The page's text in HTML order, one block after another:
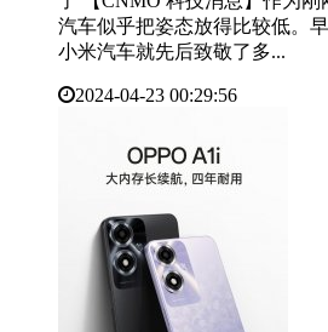
汽车似乎把姿态放得比较低。
小米汽车就先后致敬了多...
2024-04-23 00:29:56